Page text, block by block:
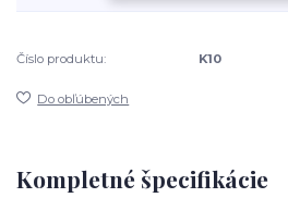
Číslo produktu: K10
Do obľúbených
Kompletné špecifikácie